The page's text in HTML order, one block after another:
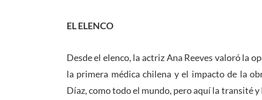
EL ELENCO
Desde el elenco, la actriz Ana Reeves valoró la
la primera médica chilena y el impacto de la
Díaz, como todo el mundo, pero aquí la transité